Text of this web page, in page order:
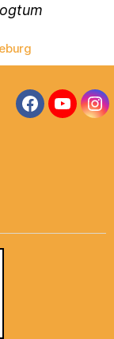
Facebook